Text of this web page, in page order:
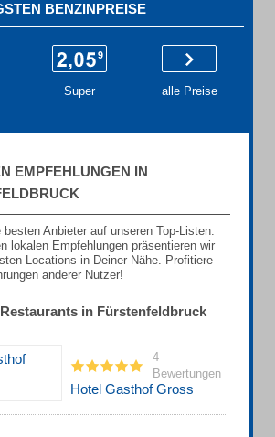
BENZINPREISE
Super alle Preise
EMPFEHLUNGEN IN
Anbieter auf unseren Top-Listen.
lokalen Empfehlungen präsentieren wir
Locations in Deiner Nähe. Profitiere
anderer Nutzer!
in Fürstenfeldbruck
4
Bewertungen
Hotel Gasthof Gross